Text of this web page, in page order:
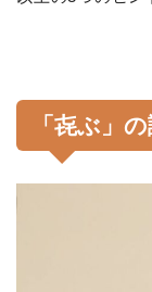
「㐂ぶ」